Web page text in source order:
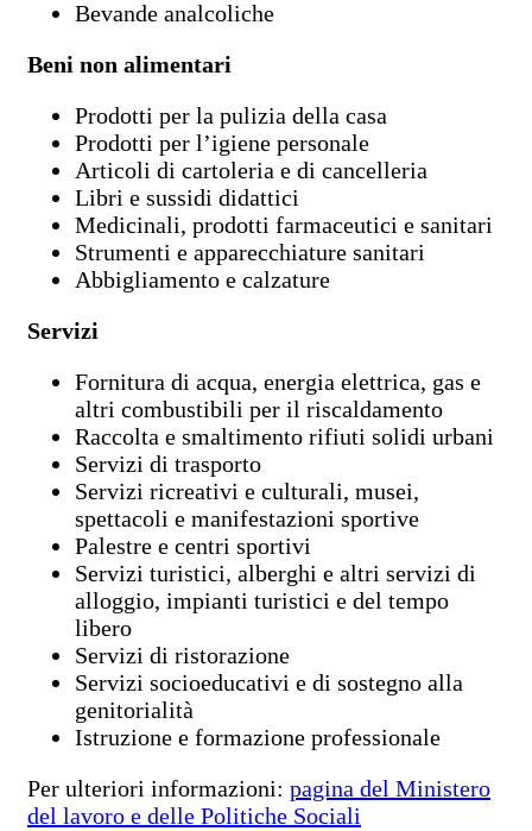
Bevande analcoliche
Beni non alimentari
Prodotti per la pulizia della casa
Prodotti per l’igiene personale
Articoli di cartoleria e di cancelleria
Libri e sussidi didattici
Medicinali, prodotti farmaceutici e sanitari
Strumenti e apparecchiature sanitari
Abbigliamento e calzature
Servizi
Fornitura di acqua, energia elettrica, gas e
altri combustibili per il riscaldamento
Raccolta e smaltimento rifiuti solidi urbani
Servizi di trasporto
Servizi ricreativi e culturali, musei,
spettacoli e manifestazioni sportive
Palestre e centri sportivi
Servizi turistici, alberghi e altri servizi di
alloggio, impianti turistici e del tempo
libero
Servizi di ristorazione
Servizi socioeducativi e di sostegno alla
genitorialità
Istruzione e formazione professionale
Per ulteriori informazioni: pagina del Ministero
del lavoro e delle Politiche Sociali